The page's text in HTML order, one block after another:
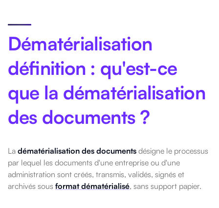
Dématérialisation
définition : qu'est-ce
que la dématérialisation
des documents ?
La dématérialisation des documents désigne le processus
par lequel les documents d'une entreprise ou d'une
administration sont créés, transmis, validés, signés et
archivés sous format dématérialisé, sans support papier.